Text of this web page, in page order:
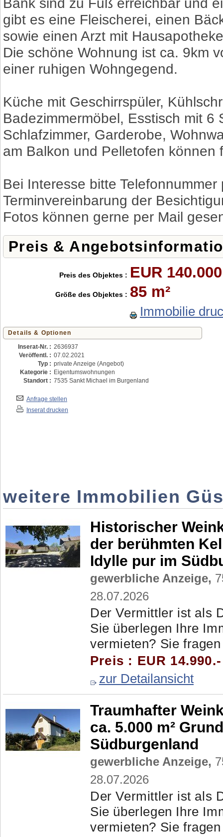
gibt es eine Fleischerei, einen
sowie einen Arzt mit
Die schöne Wohnung ist ca. 9km
einer ruhigen Wohngegend.
Küche mit Geschirrspüler,
Badezimmermöbel, Esstisch mit
Schlafzimmer, Garderobe,
am Balkon und Pelletofen
Bei Interesse bitte
Terminvereinbarung der
Fotos können gerne per Mail
Preis &
Preis des Objektes : EUR
Größe des Objektes : 85 m²
Immobilie
Details & Optionen
Inserat-Nr. : 2636937
Veröffentl. : 07.02.2021
Typ : private Anzeige (Angebot)
Kategorie : Eigentumswohnungen
Standort : 7535 Sankt Michael im Burgenland
Anfrage stellen
Inserat drucken
weitere Immobilien
Historischer
der berühmten
Idylle pur im
gewerbliche Anzeige,
28.07.2026
Der Vermittler ist als
Sie überlegen Ihre
vermieten? Sie
Preis : EUR
zur Detailansicht
Traumhafter
ca. 5.000 m²
Südburgenland
gewerbliche Anzeige,
28.07.2026
Der Vermittler ist als
Sie überlegen Ihre
vermieten? Sie